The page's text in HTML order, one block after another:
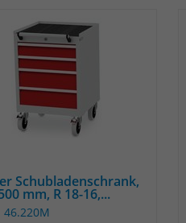
Schubladenschrank,
mm, R 18-16,...
anonym
generierte Nummer
zu identifizieren.
unserem Server
externen